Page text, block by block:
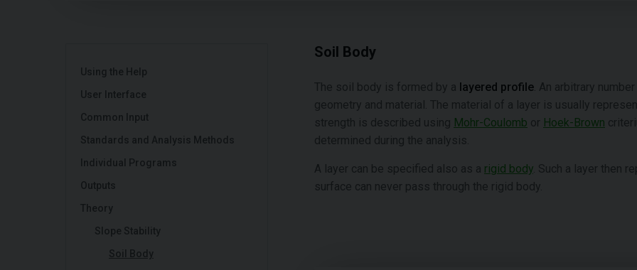
Using the Help
User Interface
Common Input
Standards and Analysis Methods
Individual Programs
Outputs
Theory
Slope Stability
Soil Body
Soil Body
The soil body is formed by a layered profile . An arbitrary
geometry and material. The material of a layer is usually
strength is described using Mohr-Coulomb or Hoek-Brown
determined during the analysis.
A layer can be specified also as a rigid body . Such a layer then
surface can never pass through the rigid body.